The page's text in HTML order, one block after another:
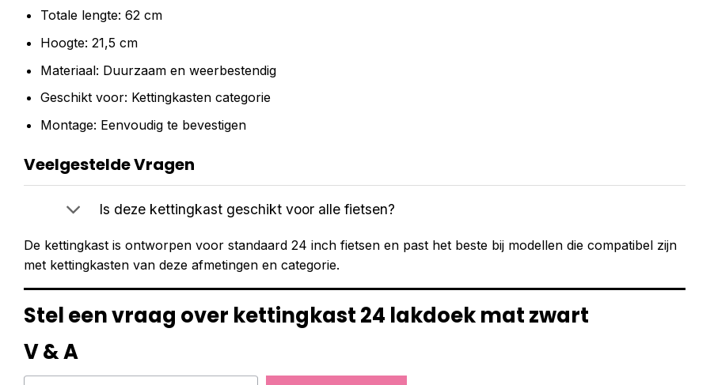
Totale lengte: 62 cm
Hoogte: 21,5 cm
Materiaal: Duurzaam en weerbestendig
Geschikt voor: Kettingkasten categorie
Montage: Eenvoudig te bevestigen
Veelgestelde Vragen
Is deze kettingkast geschikt voor alle fietsen?
De kettingkast is ontworpen voor standaard 24 inch fietsen en past het beste bij modellen die compatibel zijn
met kettingkasten van deze afmetingen en categorie.
Stel een vraag over kettingkast 24 lakdoek mat zwart
V & A